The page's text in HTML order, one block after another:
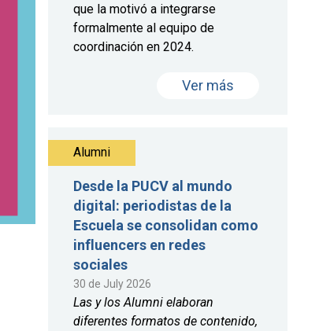
que la motivó a integrarse
formalmente al equipo de
coordinación en 2024.
Ver más
Alumni
Desde la PUCV al mundo
digital: periodistas de la
Escuela se consolidan como
influencers en redes
sociales
30 de July 2026
Las y los Alumni elaboran
diferentes formatos de contenido,